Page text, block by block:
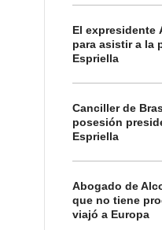
El expresidente
para asistir a la
Espriella
Canciller de
posesión
Espriella
Abogado de
que no tiene
viajó a Europa